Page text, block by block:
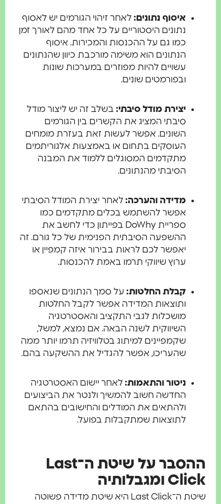
איסוף נתונים:לאחר זיהוי הגורמים יש לאסוף
נתונים היסטוריים על כל אחד מהם לאורך זמן
כמו גם על ההכנסות והמכירות. איסוף
הנתונים הוא משימה מורכבת כיוון שהנתונים
עשויים להיות מפוזרים במערכות שונות
ובפורמטים שונים.
יצירת מודל סיבתי:בשלב זה יש ליצור מודל
סיבתי המציג את הקשרים בין הגורמים
השונים. אפשר לעשות זאת בעזרת מומחים
העוסקים בתחום או באמצעות אלגוריתמים
מתקדמים המסוגלים ללמוד את המבנה
הסיבתי מהנתונים.
מדידה והערכה:לאחר יצירת המודל הסיבתי
אפשר להשתמש בכלים מתקדמים כמו
ספריית DoWhy בפייתון כדי לחשב את
ההשפעה הסיבתית הפנימית של כל גורם. זה
יאפשר לכם לראות בבירור איזה קמפיין או
ערוץ שיווקי תרמו באמת להכנסות.
קבלת החלטות:על סמך הנתונים שנאספו
ותוצאות המדידה אפשר לקבל החלטות
מושכלות לגבי התקציב והאסטרטגיה
השיווקית לשנה הבאה. אם נמצא, למשל,
שקמפיינים למיתוג בטלוויזיה תרמו יותר ממה
שהעריכו, אפשר להגדיל את ההשקעה בהם.
ניטור והתאמות:לאחר יישום האסטרטגיה
החדשה חשוב להמשיך ולנטר את הביצועים
ולהתאים את המודלים והחישובים בהתאם
לתוצאות שמתקבלות בפועל.
ההסבר על שיטת ה־Last
Click ומגבלותיה
שיטת ה־Last Click היא שיטת מדידה פשוטה